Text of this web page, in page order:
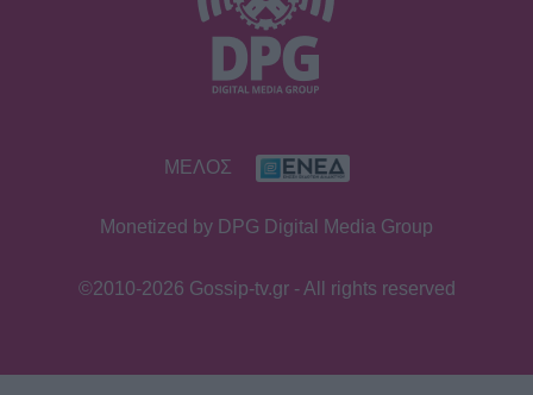
Βαλέρια Χοψονίδου - Αντώνης
Βλωτιδέλλης: Βάφτισαν τον γιο τους!
Το όνομα και το πάρτι με φίλους
δημόσια υπεράσπισή της από τους
haters - «Θα το έκανα 500 φορές»
ΜΕΛΟΣ
Monetized by DPG Digital Media Group
©2010-2026 Gossip-tv.gr - All rights reserved